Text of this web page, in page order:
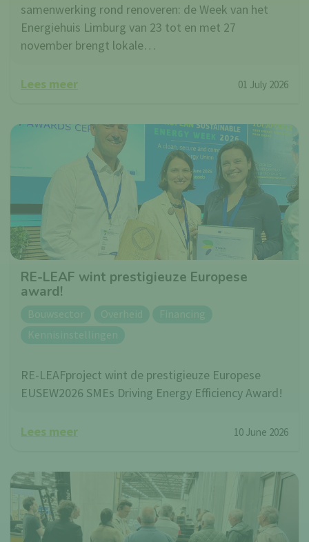
samenwerking rond renoveren: de Week van het
Energiehuis Limburg van 23 tot en met 27
november brengt lokale…
Lees meer 01 July 2026
RE-LEAF wint prestigieuze Europese
award!
Bouwsector Overheid
Financing
Kennisinstellingen
RE-LEAFproject wint de prestigieuze Europese
EUSEW2026 SMEs Driving Energy Efficiency Award!
Lees meer 10 June 2026